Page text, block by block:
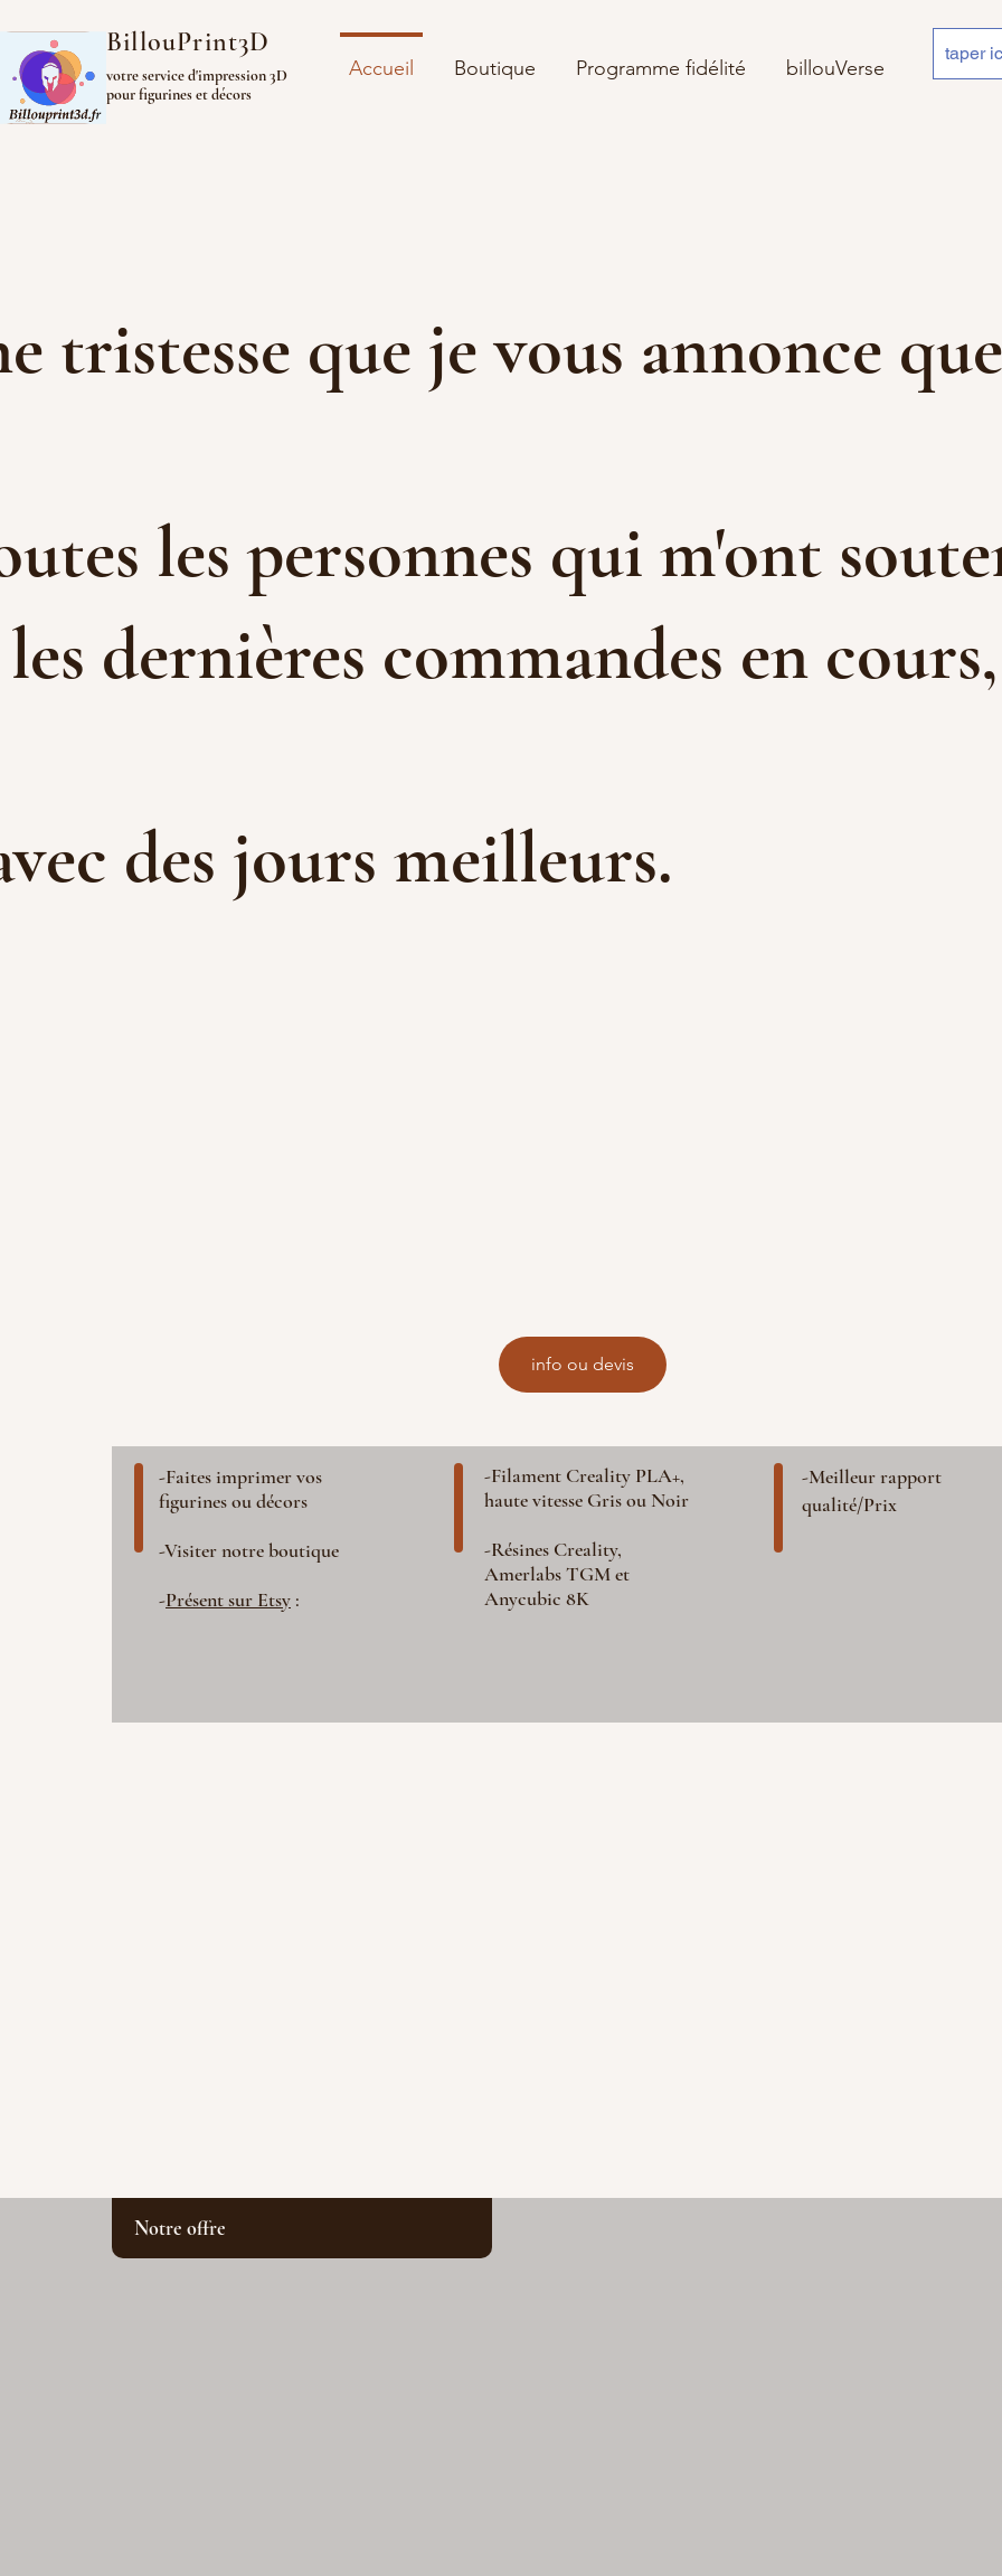
BillouPrint3D
votre service d'impression 3D
pour figurines et décors
Accueil Boutique Programme fidélité billouVerse
info ou devis
-Faites imprimer vos
figurines ou décors
-Visiter notre boutique
-Présent sur Etsy :
-Filament Creality PLA+,
haute vitesse Gris ou Noir
-Résines Creality,
Amerlabs TGM et
Anycubic 8K
-Meilleur rapport
qualité/Prix
Notre offre
tristesse que je vous annonce
les personnes qui m'ont
dernières commandes en
des jours meilleurs.